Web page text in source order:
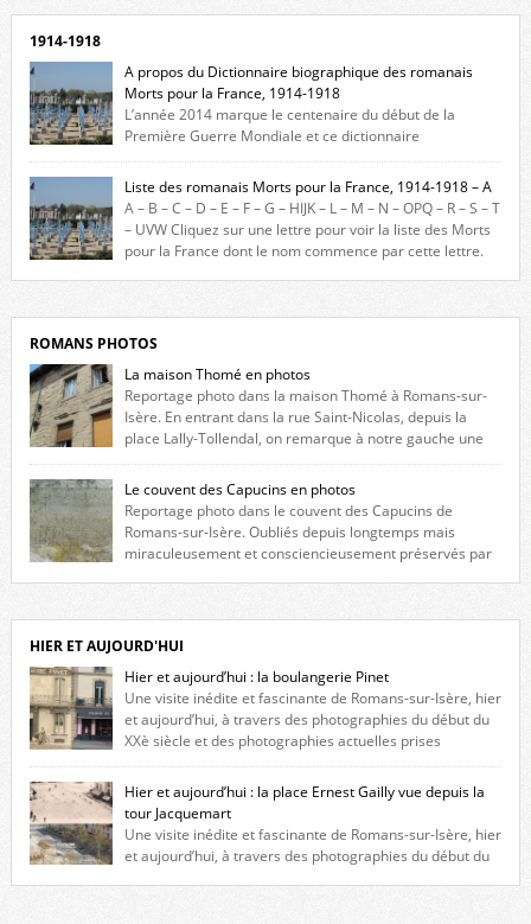
1914-1918
A propos du Dictionnaire biographique des romanais
Morts pour la France, 1914-1918
L’année 2014 marque le centenaire du début de la
Première Guerre Mondiale et ce dictionnaire
biographique veut rendre hommage aux romanais Morts pour la
France durant ce conflit. La base de cette recherche historique est
constituée des noms gravés sur les plaques commémoratives de
l’Hôtel de Ville, du lycée du Dauphiné et du lycée Triboulet, […]
Liste des romanais Morts pour la France, 1914-1918 – A
A – B – C – D – E – F – G – HIJK – L – M – N – OPQ – R – S – T
– UVW Cliquez sur une lettre pour voir la liste des Morts
pour la France dont le nom commence par cette lettre.
ROMANS PHOTOS
La maison Thomé en photos
Reportage photo dans la maison Thomé à Romans-sur-
Isère. En entrant dans la rue Saint-Nicolas, depuis la
place Lally-Tollendal, on remarque à notre gauche une
maison construite au XVIè siècle. Les deux façades sont ornées de
fenêtres jumelles à meneaux. Entre ces deux étages, on peut voir une
niche qui contient une statue de la Vierge. […]
Le couvent des Capucins en photos
Reportage photo dans le couvent des Capucins de
Romans-sur-Isère. Oubliés depuis longtemps mais
miraculeusement et consciencieusement préservés par
l’histoire de la redécouverte de vestiges du couvent des Capucins ! Petit
retour sur l’histoire […]
HIER ET AUJOURD'HUI
Hier et aujourd’hui : la boulangerie Pinet
Une visite inédite et fascinante de Romans-sur-Isère, hier
et aujourd’hui, à travers des photographies du début du
XXè siècle et des photographies actuelles prises
exactement dans le même cadre ! A l’angle de la place Jean Jaurès et de
l’avenue Victor Hugo (à côté d’Intermarché), à Romans. La boulangerie
Jules Pinet est inscrite dans le […]
Hier et aujourd’hui : la place Ernest Gailly vue depuis la
tour Jacquemart
Une visite inédite et fascinante de Romans-sur-Isère, hier
et aujourd’hui, à travers des photographies du début du